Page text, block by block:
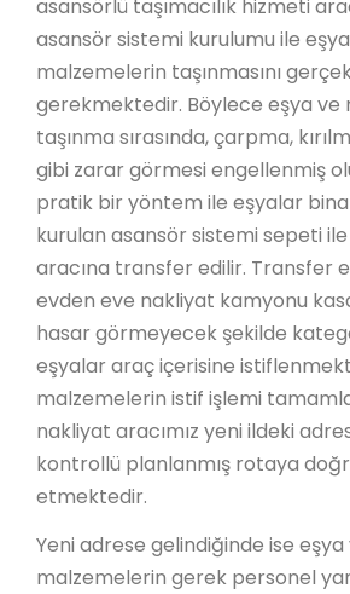
asansörlü taşımacılık hizmeti
asansör sistemi kurulumu ile
malzemelerin taşınmasını
gerekmektedir. Böylece eşya ve
taşınma sırasında, çarpma,
gibi zarar görmesi engellenmiş
pratik bir yöntem ile eşyalar
kurulan asansör sistemi sepeti
aracına transfer edilir. Transfer
evden eve nakliyat kamyonu
hasar görmeyecek şekilde
eşyalar araç içerisine
malzemelerin istif işlemi
nakliyat aracımız yeni ildeki
kontrollü planlanmış rotaya
etmektedir.
Yeni adrese gelindiğinde ise eşya
malzemelerin gerek personel